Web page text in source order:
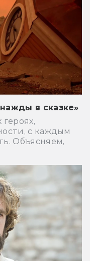
в сказке»
с каждым
Объясняем,